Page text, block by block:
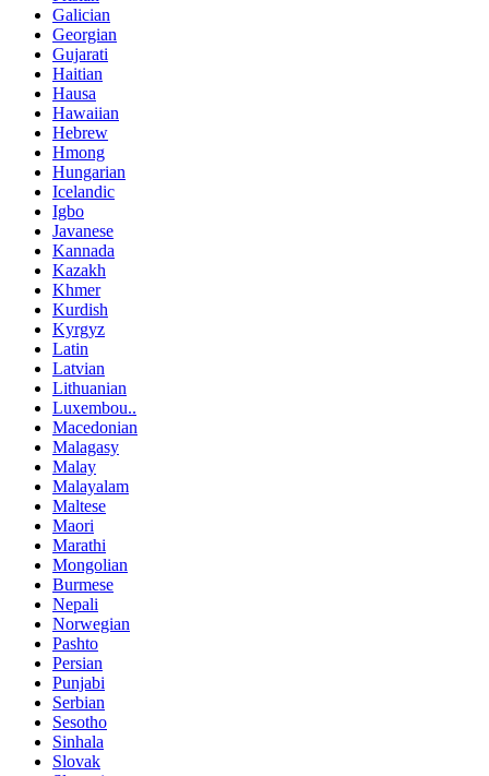
Galician
Georgian
Gujarati
Haitian
Hausa
Hawaiian
Hebrew
Hmong
Hungarian
Icelandic
Igbo
Javanese
Kannada
Kazakh
Khmer
Kurdish
Kyrgyz
Latin
Latvian
Lithuanian
Luxembou..
Macedonian
Malagasy
Malay
Malayalam
Maltese
Maori
Marathi
Mongolian
Burmese
Nepali
Norwegian
Pashto
Persian
Punjabi
Serbian
Sesotho
Sinhala
Slovak